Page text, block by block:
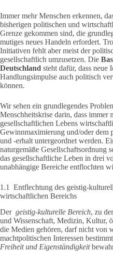
Immer mehr Menschen erkennen,
bisherigen politischen und
Grenze gekommen sind, die
mutiges neues Handeln erfordert.
Initiativen fehlt aber meist der
gesellschaftlich umzusetzen. Die
Deutschland steht dafür, dass neue
Handlungsimpulse auch politisch
können.
Wir sehen ein grundlegendes
Menschheitskrise darin, dass immer
gesellschaftlichen Lebens
Gewinnmaximierung und/oder dem
und -erhalt untergeordnet werden.
naturgemäße Gesellschaftsordnung
das gesellschaftliche Leben in drei
unabhängige Bereiche entflochten
1.1 Entflechtung des geistig-
wirtschaftlichen Bereichs
Der geistig-kulturelle Bereich, zu
und Wissenschaft, Medizin, Kultur,
die Medien gehören, darf nicht von
machtpolitischen Interessen
Freiheit und Eigenständigkeit